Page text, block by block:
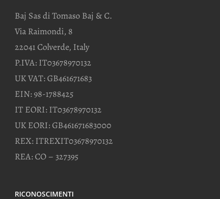
Baj Sas di Tomaso Baj & C.
Via Raimondi, 8
22041 Colverde, Italy
P.IVA: IT03678970132
UK VAT: GB461671683
EIN: 98-1788425
IT EORI: IT03678970132
UK EORI: GB461671683000
REX: ITREXIT03678970132
REA: CO – 327395
RICONOSCIMENTI